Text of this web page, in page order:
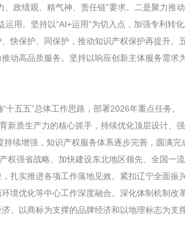
政绩观、精气神、责任链”要求。二是聚力推
用。坚持以“AI+运用”为切入点，加强专利转
快保护、同保护，推动知识产权保护再提升。
动高品质服务。坚持以响应创新主体服务需求
五五”总体工作思路，部署2026年重点任务。
质生产力的核心抓手，持续优化顶层设计、
续增强，知识产权服务体系逐步完善，圆满完
强省战略、加快建设东北地区领先、全国一
扎实推进各项工作落地见效。紧扣辽宁全面振
境优化等中心工作深度融合。深化体制机制改
、以商标为支撑的品牌经济和以地理标志为支